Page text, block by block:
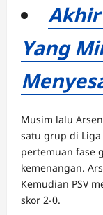
Akhir
Yang
Musim lalu
satu grup di Liga
pertemuan fase
kemenangan.
Kemudian PSV
skor 2-0.